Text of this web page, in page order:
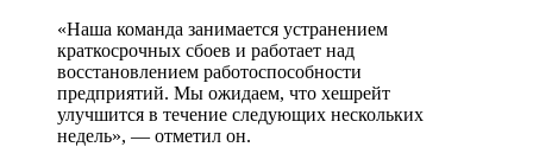
«Наша команда занимается устранением
краткосрочных сбоев и работает над
восстановлением работоспособности
предприятий. Мы ожидаем, что хешрейт
улучшится в течение следующих нескольких
недель», — отметил он.